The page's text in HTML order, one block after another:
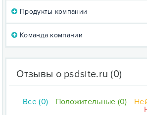
Продукты компании
Команда компании
Отзывы о psdsite.ru (0)
Все (0) Положительные (0)